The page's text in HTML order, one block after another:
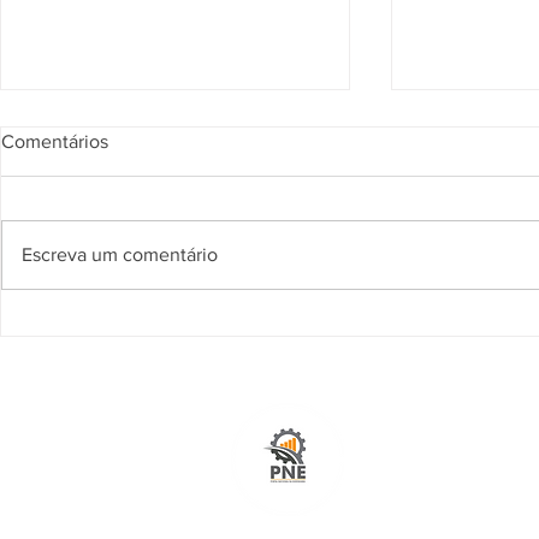
Mãe Tecelã
Comentários
Escreva um comentário